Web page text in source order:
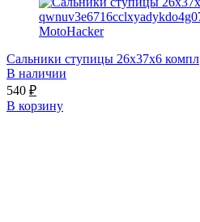
Сальники ступицы 26x37x6 компл
В наличии
540 ₽
В корзину